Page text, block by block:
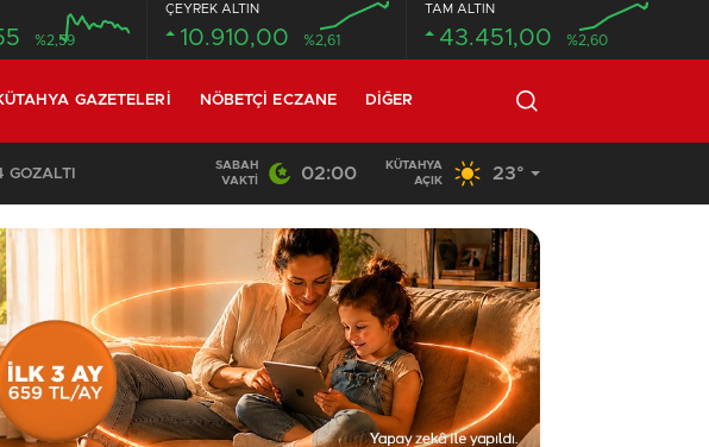
%2,59
ÇEYREK ALTIN
10.910,00 %2,61
TAM ALTIN
43.451,00 %2,60
GAZETELERI NÖBETÇI ECZANE DIĞER
02:03 /
SABAH
VAKTI
02:00
KÜTAHYA
AÇIK
23°